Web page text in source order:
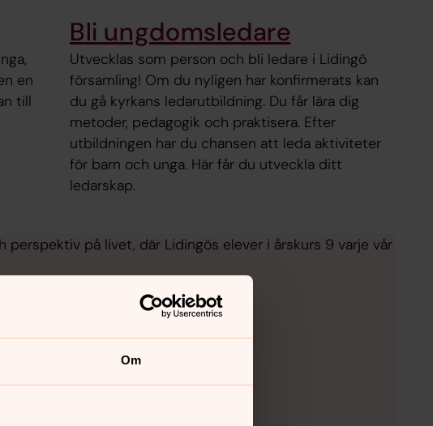
Om
en
till
Bli ungdomsledare
Utvecklas som person och bli ledare i Lidingö
församling! Om du nyligen har konfirmerats kan
du gå kyrkans ledarutbildning. Du får lära dig
metoder, pedagogik och praktisera. Efter
utbildningen har du chansen att leda aktiviteter
för barn och unga. Här får du utveckla ditt
ledarskap.
på livet, där Lidingös elever i årskurs 9 varje vår